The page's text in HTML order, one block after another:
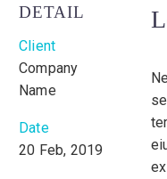
DETAIL
Client
Company
Name
Date
20 Feb, 2019